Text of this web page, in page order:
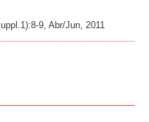
9, Abr/Jun, 2011